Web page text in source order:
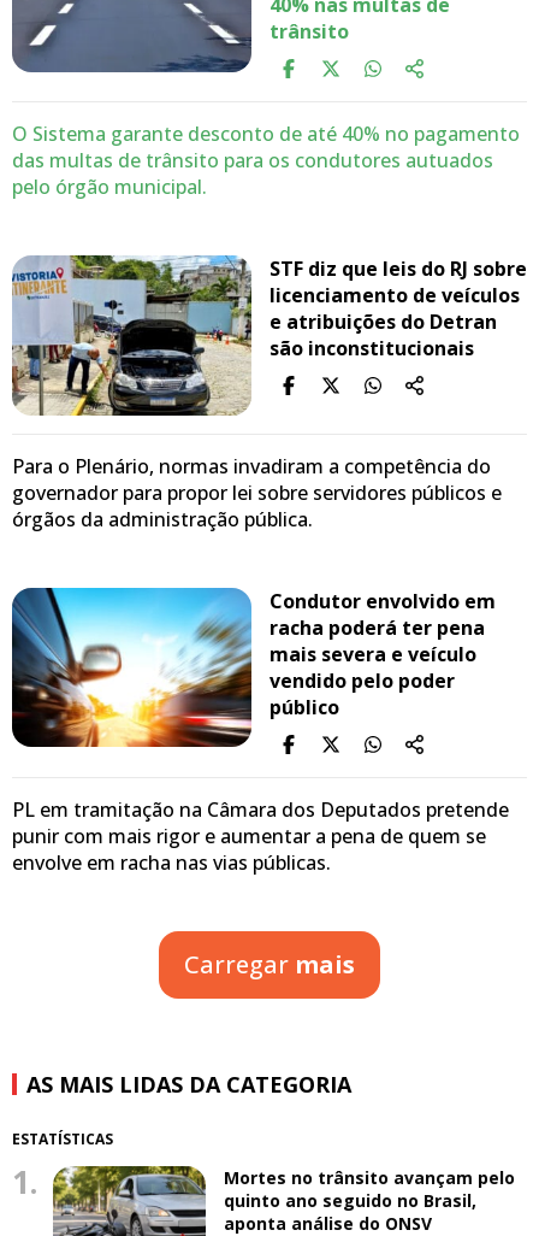
trânsito
O Sistema garante desconto de até 40% no pagamento
das multas de trânsito para os condutores autuados
pelo órgão municipal.
STF diz que leis do RJ sobre
licenciamento de veículos
e atribuições do Detran
são inconstitucionais
Para o Plenário, normas invadiram a competência do
governador para propor lei sobre servidores públicos e
órgãos da administração pública.
Condutor envolvido em
racha poderá ter pena
mais severa e veículo
vendido pelo poder
público
PL em tramitação na Câmara dos Deputados pretende
punir com mais rigor e aumentar a pena de quem se
envolve em racha nas vias públicas.
Carregar mais
AS MAIS LIDAS DA CATEGORIA
ESTATÍSTICAS
1.
Mortes no trânsito avançam pelo
quinto ano seguido no Brasil,
aponta análise do ONSV